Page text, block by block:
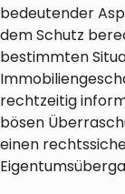
bedeutender
dem Schutz
bestimmten
rechtzeitig
bösen
einen